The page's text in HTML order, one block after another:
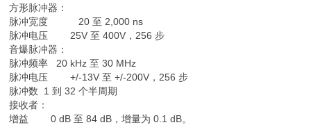
方形脉冲器：
脉冲宽度 20 至 2,000 ns
脉冲电压 25V 至 400V，256 步
音爆脉冲器：
脉冲频率 20 kHz 至 30 MHz
脉冲电压 +/-13V 至 +/-200V，256 步
脉冲数 1 到 32 个半周期
接收者：
增益 0 dB 至 84 dB，增量为 0.1 dB。